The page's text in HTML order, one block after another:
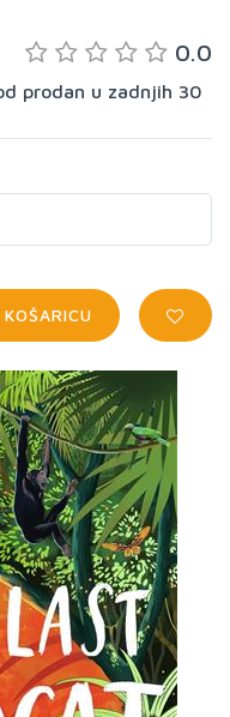
0.0
prodan u zadnjih 30